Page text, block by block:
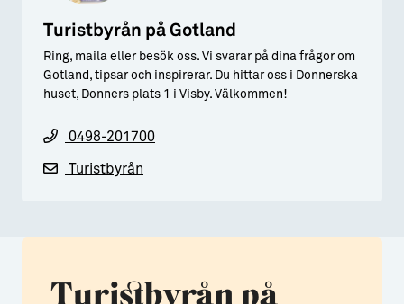
Turistbyrån på Gotland
Ring, maila eller besök oss. Vi svarar på dina frågor om
Gotland, tipsar och inspirerar. Du hittar oss i Donnerska
huset, Donners plats 1 i Visby. Välkommen!
0498-201700
Turistbyrån
Turistbyrån på